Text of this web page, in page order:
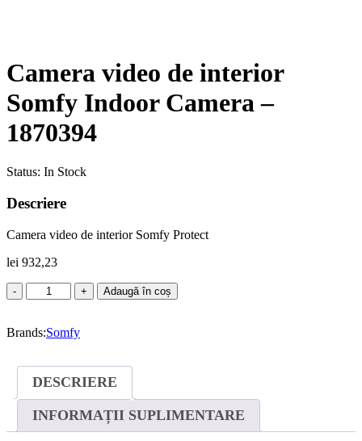
Camera video de interior
Somfy Indoor Camera –
1870394
Status: In Stock
Descriere
Camera video de interior Somfy Protect
lei 932,23
Cantitate
Camera
de
Indoor
Camera
1870394
Adaugă în coș
Brands:Somfy
DESCRIERE
INFORMAȚII SUPLIMENTARE